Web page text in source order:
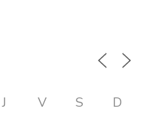
J V S D